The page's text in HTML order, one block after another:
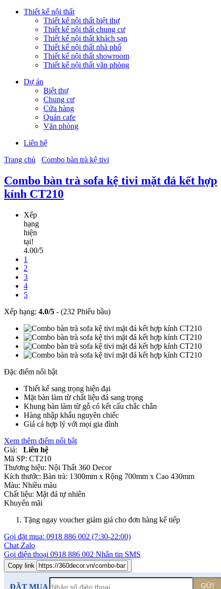
Thiết kế nội thất
Thiết kế nội thất biệt thự
Thiết kế nội thất chung cư
Thiết kế nội thất khách sạn
Thiết kế nội thất nhà phố
Thiết kế nội thất showroom
Thiết kế nội thất văn phòng
Dự án
Biệt thự
Chung cư
Cửa hàng
Quán cafe
Văn phòng
Liên hệ
Trang chủ
Combo bàn trà kệ tivi
Combo bàn trà sofa kệ tivi mặt đá kết hợp
kính CT210
Xếp
hạng
hiện
tại!
4.00/5
1
2
3
4
5
Xếp hạng: 4.0/5 - (232 Phiếu bầu)
Đặc điểm nổi bật
Thiết kế sang trọng hiện đại
Mặt bàn làm từ chất liệu đá sang trọng
Khung bàn làm từ gỗ có kết cấu chắc chắn
Hàng nhập khẩu nguyên chiếc
Giá cả hợp lý với mọi gia đình
Xem thêm điểm nổi bật
Giá:
Liên hệ
Mã SP: CT210
Thương hiệu: Nội Thất 360 Decor
Kích thước: Bàn trà: 1300mm x Rộng 700mm x Cao 430mm
Màu: Nhiều màu
Chất liệu: Mặt đá tự nhiên
Khuyến mãi
Tặng ngay voucher giảm giá cho đơn hàng kế tiếp
Gọi đặt mua: 0918 886 002 (7:30-22:00)
Chat Zalo
Gọi điện thoại 0918 886 002 Nhắn tin SMS
Copy link
ĐẶT MUA GỬI